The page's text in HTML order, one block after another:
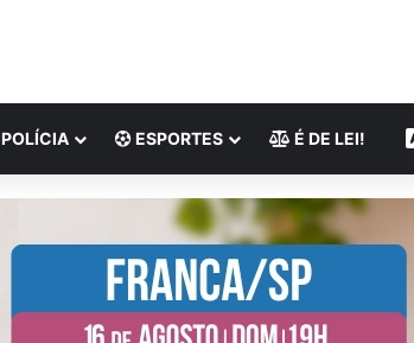
POLÍCIA ESPORTES É DE LEI!